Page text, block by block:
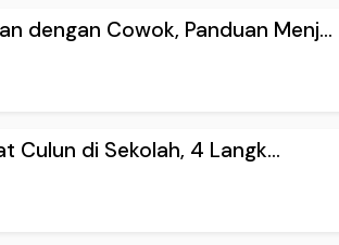
dengan Cowok, Panduan Menj...
Culun di Sekolah, 4 Langk...